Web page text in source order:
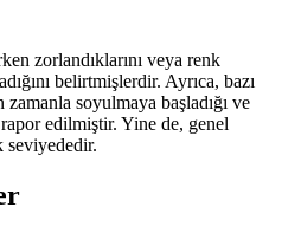
zorlandıklarını veya renk
belirtmişlerdir. Ayrıca, bazı
soyulmaya başladığı ve
edilmiştir. Yine de, genel
seviyededir.